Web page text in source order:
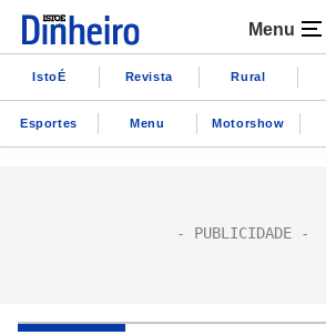
Menu
IstoÉ Revista Rural
Esportes Menu Motorshow